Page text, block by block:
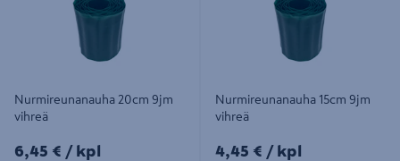
Nurmireunanauha 20cm 9jm
vihreä
6,45€/kpl
6,45 € / kpl
Nurmireunanauha 15cm 9jm
vihreä
4,45€/kpl
4,45 € / kpl